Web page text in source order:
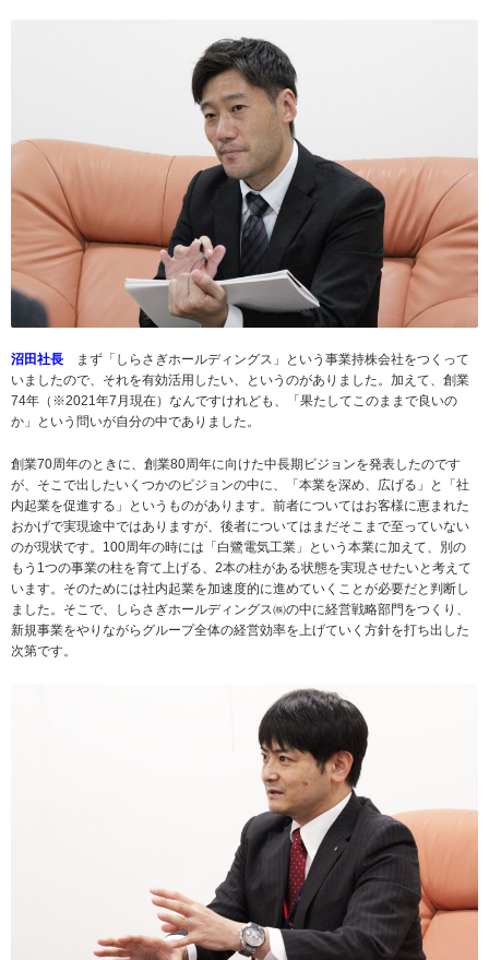
沼田社長
まず「しらさぎホールディングス」という事業持株会社をつくって
いましたので、それを有効活用したい、というのがありました。加えて、創業
74年（※2021年7月現在）なんですけれども、「果たしてこのままで良いの
か」という問いが自分の中でありました。
創業70周年のときに、創業80周年に向けた中長期ビジョンを発表したのです
が、そこで出したいくつかのビジョンの中に、「本業を深め、広げる」と「社
内起業を促進する」というものがあります。前者についてはお客様に恵まれた
おかげで実現途中ではありますが、後者についてはまだそこまで至っていない
のが現状です。100周年の時には「白鷺電気工業」という本業に加えて、別の
もう1つの事業の柱を育て上げる、2本の柱がある状態を実現させたいと考えて
います。そのためには社内起業を加速度的に進めていくことが必要だと判断し
ました。そこで、しらさぎホールディングス㈱の中に経営戦略部門をつくり、
新規事業をやりながらグループ全体の経営効率を上げていく方針を打ち出した
次第です。